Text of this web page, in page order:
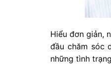
Hiểu đơn giản,
đầu chăm sóc
những tình